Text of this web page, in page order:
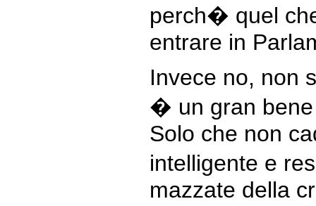
perch� quel
entrare in
Invece no, non
� un gran
Solo che non
intelligente e
mazzate della